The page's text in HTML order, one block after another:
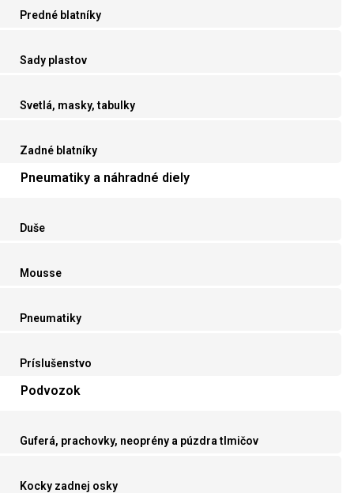
Predné blatníky
Sady plastov
Svetlá, masky, tabulky
Zadné blatníky
Pneumatiky a náhradné diely
Duše
Mousse
Pneumatiky
Príslušenstvo
Podvozok
Guferá, prachovky, neoprény a púzdra tlmičov
Kocky zadnej osky